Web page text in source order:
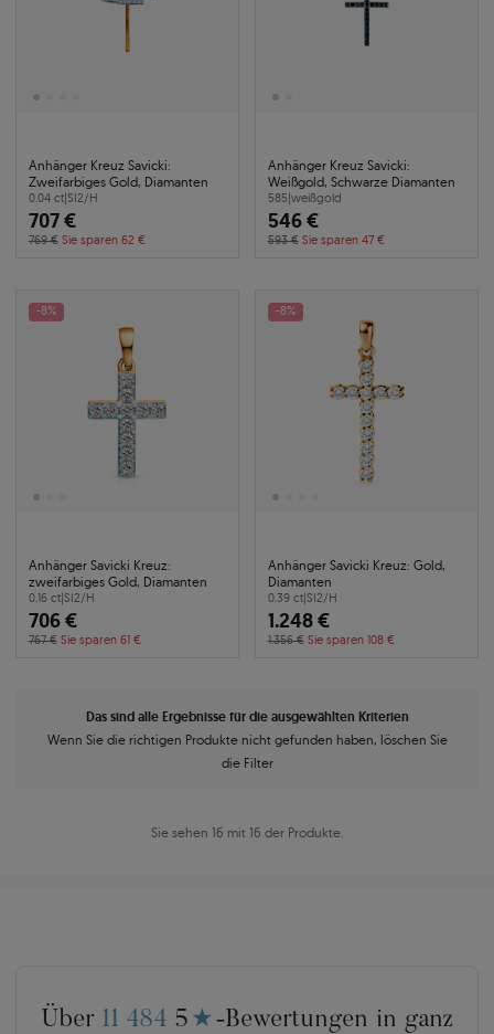
Anhänger Kreuz Savicki:
Zweifarbiges Gold, Diamanten
0.04 ct|SI2/H
707 €
769 € Sie sparen 62 €
Anhänger Kreuz Savicki:
Weißgold, Schwarze Diamanten
585|weißgold
546 €
593 € Sie sparen 47 €
-8%
Anhänger Savicki Kreuz:
zweifarbiges Gold, Diamanten
0.16 ct|SI2/H
706 €
767 € Sie sparen 61 €
-8%
Anhänger Savicki Kreuz: Gold,
Diamanten
0.39 ct|SI2/H
1.248 €
1.356 € Sie sparen 108 €
Das sind alle Ergebnisse für die ausgewählten Kriterien
Wenn Sie die richtigen Produkte nicht gefunden haben, löschen Sie
die Filter
Sie sehen 16 mit 16 der Produkte.
Über 11 484 5 ★ -Bewertungen in ganz